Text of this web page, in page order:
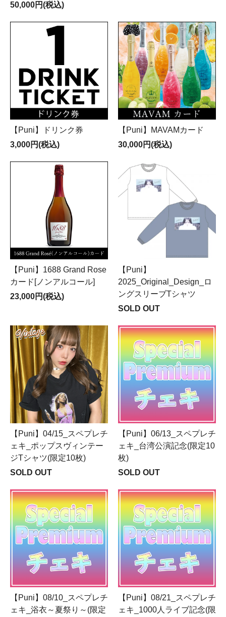
50,000円(税込)
【Puni】ドリンク券
3,000円(税込)
【Puni】MAVAMカード
30,000円(税込)
【Puni】1688 Grand Rose
カード[ノンアルコール]
23,000円(税込)
【Puni】
2025_Original_Design_ロ
ングスリーブTシャツ
SOLD OUT
【Puni】04/15_スペプレチ
ェキ_ポップスヴィンテー
ジTシャツ(限定10枚)
SOLD OUT
【Puni】06/13_スペプレチ
ェキ_台湾公演記念(限定10
枚)
SOLD OUT
【Puni】08/10_スペプレチ
ェキ_浴衣～夏祭り～(限定
【Puni】08/21_スペプレチ
ェキ_1000人ライブ記念(限